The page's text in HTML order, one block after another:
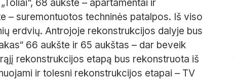
68 aukšte – apartamentai ir
– suremontuotos techninės patalpos. Iš viso
erdvių. Antrojoje rekonstrukcijos dalyje bus
66 aukšte ir 65 aukštas – dar beveik
rekonstrukcijos etapą bus rekonstruota iš
ir tolesni rekonstrukcijos etapai – TV